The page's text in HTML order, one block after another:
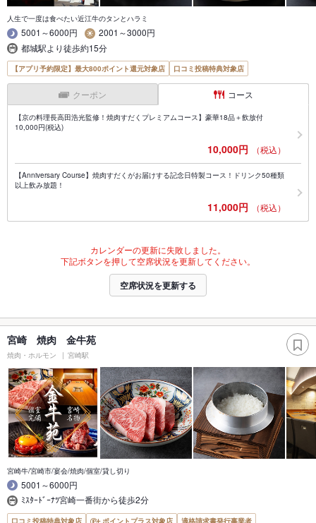
人生で一度は食べたい近江牛のタンとハラミ
5001～6000円
2001～3000円
都城駅より徒歩約15分
【アプリ予約限定】最大800ポイント還元対象店 口コミ投稿特典対象店
クーポン コース
【京の料理長高田浩光監修！焼肉すだくプレミアムコース】豪華18品＋飲放付
10,000円(税込)
10,000円 （税込）
【Anniversary Course】焼肉すだくがお届けする記念日特製コース！ドリンク50種類
以上飲み放題！
11,000円 （税込）
カレンダーの更新に失敗しました。
下記ボタンを押して空席状況を更新してください。
空席状況を更新する
宮崎 焼肉 金牛苑
焼肉・ホルモン 宮崎駅
宮崎牛/宮崎市/宴会/焼肉/個室/貸し切り
5001～6000円
ﾐｽﾀｰﾄﾞｰﾅﾂ宮崎一番街から徒歩2分
口コミ投稿特典対象店 ポイントプラス対象店 適格請求書発行事業者